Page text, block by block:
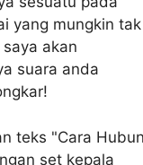
yang mungkin tak
akan
suara anda